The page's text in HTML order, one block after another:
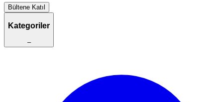
Bültene Katıl
Kategoriler
–